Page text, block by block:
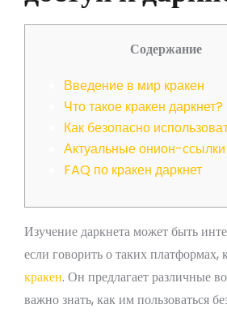
Содержание
Введение в мир кракен
Что такое кракен даркнет?
Как безопасно
Актуальные онион-ссылки
FAQ по кракен даркнет
Изучение даркнета может быть
если говорить о таких платформах,
кракен. Он предлагает различные
важно знать, как им пользоваться